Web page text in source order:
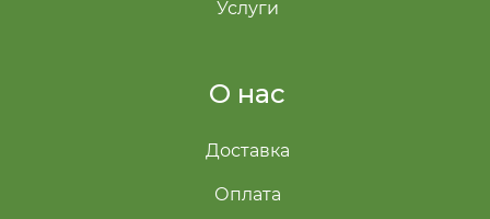
О нас
Доставка
Оплата
Услуги